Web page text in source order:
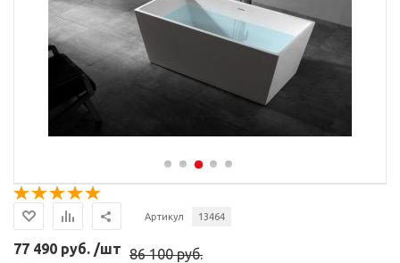
Артикул 13464
77 490 руб. /шт 86 100 руб.